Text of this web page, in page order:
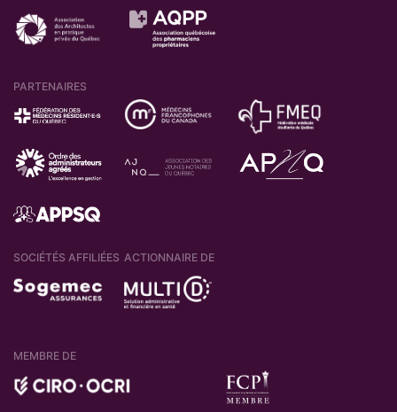
PARTENAIRES
SOCIÉTÉS AFFILIÉES ACTIONNAIRE DE
MEMBRE DE